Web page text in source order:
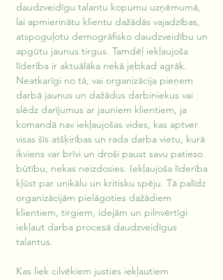
daudzveidīgu talantu kopumu uzņēmumā,
lai apmierinātu klientu dažādās vajadzības,
atspoguļotu demogrāfisko daudzveidību un
apgūtu jaunus tirgus. Tamdēļ iekļaujoša
līderība ir aktuālāka nekā jebkad agrāk.
Neatkarīgi no tā, vai organizācija pieņem
darbā jaunus un dažādus darbiniekus vai
slēdz darījumus ar jauniem klientiem, ja
komandā nav iekļaujošas vides, kas aptver
visas šīs atšķirības un rada darba vietu, kurā
ikviens var brīvi un droši paust savu patieso
būtību, nekas neizdosies. Iekļaujoša līderība
kļūst par unikālu un kritisku spēju. Tā palīdz
organizācijām pielāgoties dažādiem
klientiem, tirgiem, idejām un pilnvērtīgi
iekļaut darba procesā daudzveidīgus
talantus.
Kas liek cilvēkiem justies iekļautiem